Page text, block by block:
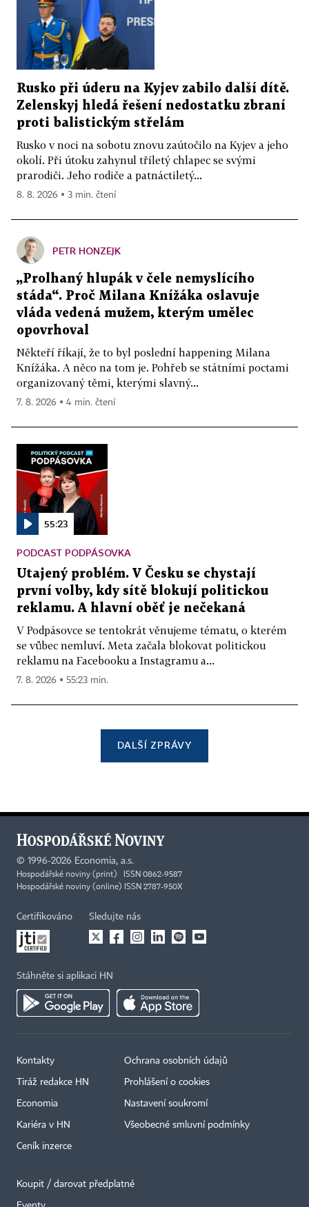
Rusko při úderu na Kyjev zabilo další dítě.
Zelenskyj hledá řešení nedostatku zbraní
proti balistickým střelám
Rusko v noci na sobotu znovu zaútočilo na Kyjev a jeho
okolí. Při útoku zahynul tříletý chlapec se svými
prarodiči. Jeho rodiče a patnáctiletý...
8. 8. 2026 ▪ 3 min. čtení
PETR HONZEJK
„Prolhaný hlupák v čele nemyslícího
stáda“. Proč Milana Knížáka oslavuje
vláda vedená mužem, kterým umělec
opovrhoval
Někteří říkají, že to byl poslední happening Milana
Knížáka. A něco na tom je. Pohřeb se státními poctami
organizovaný těmi, kterými slavný...
7. 8. 2026 ▪ 4 min. čtení
55:23
PODCAST PODPÁSOVKA
Utajený problém. V Česku se chystají
první volby, kdy sítě blokují politickou
reklamu. A hlavní oběť je nečekaná
V Podpásovce se tentokrát věnujeme tématu, o kterém
se vůbec nemluví. Meta začala blokovat politickou
reklamu na Facebooku a Instagramu a...
7. 8. 2026 ▪ 55:23 min.
DALŠÍ ZPRÁVY
© 1996-2026 Economia, a.s.
Hospodářské noviny (print) ISSN 0862-9587
Hospodářské noviny (online) ISSN 2787-950X
Certifikováno Sledujte nás
Stáhněte si aplikaci HN
Kontakty
Tiráž redakce HN
Economia
Kariéra v HN
Ceník inzerce
Ochrana osobních údajů
Prohlášení o cookies
Nastavení soukromí
Všeobecné smluvní podmínky
Koupit / darovat předplatné